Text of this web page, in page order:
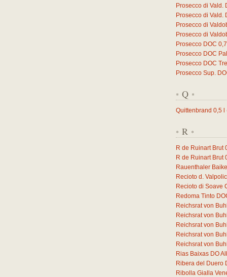
Prosecco di Vald.
Prosecco di Vald.
Prosecco di
Prosecco di
Prosecco DOC
Prosecco DOC
Prosecco DOC
Prosecco Sup.
* Q *
Quittenbrand 0,5
* R *
R de Ruinart Brut
R de Ruinart Brut
Rauenthaler
Recioto d.
Recioto di Soave
Redoma Tinto
Reichsrat von
Reichsrat von
Reichsrat von
Reichsrat von
Reichsrat von
Rias Baixas DO
Ribera del Duero
Ribolla Gialla